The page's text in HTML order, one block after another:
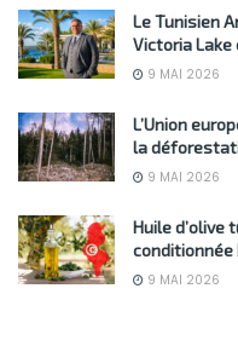
Le Tunisien
Victoria Lake
9 MAI 2026
L’Union
la
9 MAI 2026
Huile d’olive
conditionnée
9 MAI 2026